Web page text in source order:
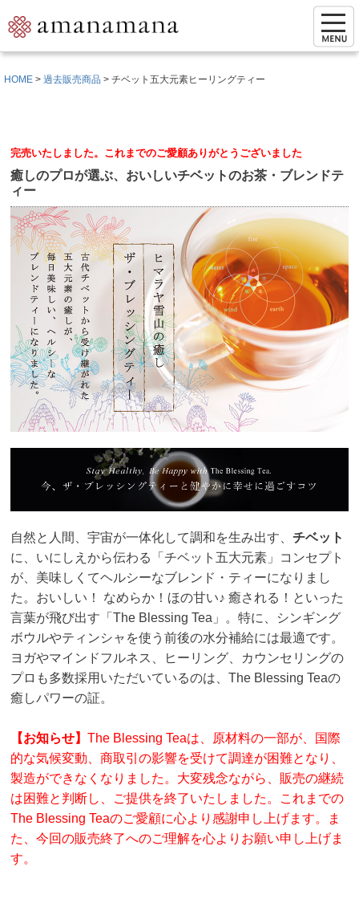
HOME 過去販売商品 チベット五大元素ヒーリングティー
完売いたしました。これまでのご愛顧ありがとうございました
癒しのプロが選ぶ、おいしいチベットのお茶・ブレンドテ
ィー
自然と人間、宇宙が一体化して調和を生み出す、 チベット
に、いにしえから伝わる「チベット五大元素」コンセプト
が、美味しくてヘルシーなブレンド・ティーになりまし
た。おいしい！ なめらか！ほの甘い♪ 癒される！といった
言葉が飛び出す「The Blessing Tea」。特に、シンギング
ボウルやティンシャを使う前後の水分補給には最適です。
ヨガやマインドフルネス、ヒーリング、カウンセリングの
プロも多数採用いただいているのは、The Blessing Teaの
癒しパワーの証。
【お知らせ】 The Blessing Teaは、原材料の一部が、国際
的な気候変動、商取引の影響を受けて調達が困難となり、
製造ができなくなりました。大変残念ながら、販売の継続
は困難と判断し、ご提供を終了いたしました。これまでの
The Blessing Teaのご愛顧に心より感謝申し上げます。ま
た、今回の販売終了へのご理解を心よりお願い申し上げま
す。